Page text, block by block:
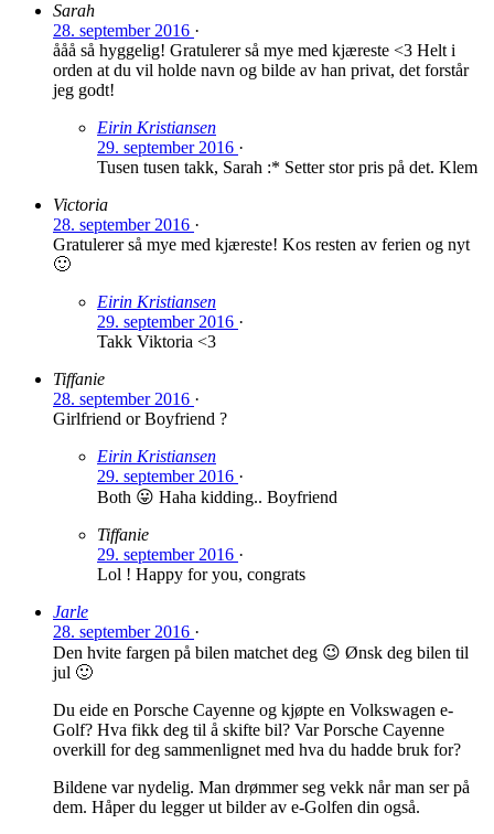
Sarah
28. september 2016 ·
ååå så hyggelig! Gratulerer så mye med kjæreste <3 Helt i
orden at du vil holde navn og bilde av han privat, det forstår
jeg godt!
Eirin Kristiansen
29. september 2016 ·
Tusen tusen takk, Sarah :* Setter stor pris på det. Klem
Victoria
28. september 2016 ·
Gratulerer så mye med kjæreste! Kos resten av ferien og nyt
🙂
Eirin Kristiansen
29. september 2016 ·
Takk Viktoria <3
Tiffanie
28. september 2016 ·
Girlfriend or Boyfriend ?
Eirin Kristiansen
29. september 2016 ·
Both 😛 Haha kidding.. Boyfriend
Tiffanie
29. september 2016 ·
Lol ! Happy for you, congrats
Jarle
28. september 2016 ·
Den hvite fargen på bilen matchet deg 😉 Ønsk deg bilen til
jul 🙂
Du eide en Porsche Cayenne og kjøpte en Volkswagen e-
Golf? Hva fikk deg til å skifte bil? Var Porsche Cayenne
overkill for deg sammenlignet med hva du hadde bruk for?
Bildene var nydelig. Man drømmer seg vekk når man ser på
dem. Håper du legger ut bilder av e-Golfen din også.